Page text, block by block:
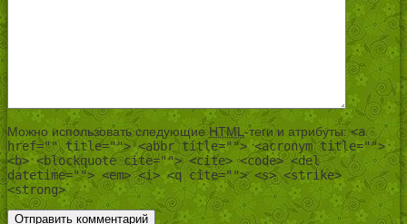
Можно использовать следующиеHTML-теги и атрибуты:<a
href="" title=""> <abbr title=""> <acronym title="">
<b> <blockquote cite=""> <cite> <code> <del
datetime=""> <em> <i> <q cite=""> <s> <strike>
<strong>